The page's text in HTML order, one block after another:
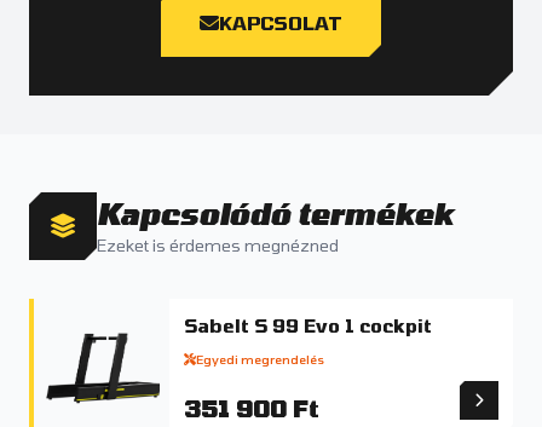
KAPCSOLAT
Kapcsolódó termékek
Ezeket is érdemes megnézned
Sabelt S 99 Evo 1 cockpit
Egyedi megrendelés
351 900 Ft